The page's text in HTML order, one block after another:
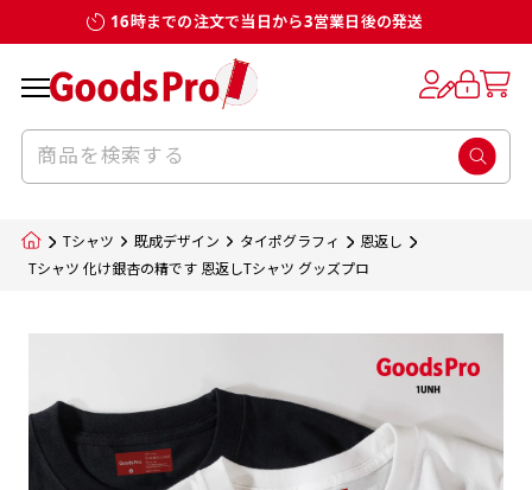
16時までの注文で当日から3営業日後の発送
Tシャツ 既成デザイン タイポグラフィ
恩返し
Tシャツ 化け銀杏の精です 恩返しTシャツ グッズプロ
個数 単価 金額
合計金額 ¥0 （税込）
お客様からのデータ入稿でのぼり旗を製作
する場合
入稿いただくデータは基本的にイラストレー
のデータとさせていただいております。
で解像度200dp以上必要です）当社の取り扱
いの規格サイズにつきましてはデザインテン
プレートの用意がありますので、ご購入後マ
イページの「購入履歴」よりダウンロードし
デザイン変更なしでのご注文となります。
ルで製品デザインをしたデザインそのものを
指します。当グッズプロで販売として取り扱っ
該当いたします。既製のデザインを応用して自
分だけののぼり旗をつくりたい！などのデザ
イン改造や既製デザインに自分たちの団体の
名前入れや会社のロゴなどを挿入するなどの
相談もお請けしております。
のぼり旗のデザインをする際に、考えると良
のぼり旗のデザインとしては基本的に左側と
上側にポールを通すミミ（業界用語でチチと
ただ、お客様の飾り付けたい場所の風向きを
もしかしたら左側と上についているよりも右
側と上についていた方が良いと思うかもしれ
ません。
サイズ一覧
既製品のサイズについては以下のサイズ表の通
お客様オリジナルサイズで製作をしたい場合
につきましてはお気軽にご相談ください。
みする都合や・最終的なカットをする際の都合
など）のでサイズの指定につきましてはｍｍ単
位は不可となります。最終的なサイズも多少の
ズレ5ｍｍ程度は起きる可能性があります。
サイズ一覧
既製品のサイズについては以下のサイズ表の通
お客様オリジナルサイズで製作をしたい場合
につきましてはお気軽にご相談ください。
みする都合や・最終的なカットをする際の都合
など）のでサイズの指定につきましてはｍｍ単
位は不可となります。最終的なサイズも多少の
ズレ5ｍｍ程度は起きる可能性があります。
一般的にはチチの位置はのぼり旗に対して上
ポールに通す際には上辺２か所に対してチチ
が左右どちらでものぼり旗自体をポールにく
生地のふちを大きく棒袋状に縫いこみポール
を通す筒をつくります。ポール自体を包み込
のぼり旗のチチについて
一般的にはチチの位置はのぼり旗に対して上
ポールに通す際には上辺２か所に対してチチ
が左右どちらでものぼり旗自体をポールにく
生地のふちを大きく棒袋状に縫いこみポール
を通す筒をつくります。ポール自体を包み込
補強縫製って何？
補強縫製とはヒートカッター（熱で焼き切る
をあげるために折り返し縫いをすることで風
の影響を受けやすい四辺の強度を増す加工で
各辺のおおむね3～5ｍｍ程度を折り返し、縫
い糸を走らせて補強します。加工をすることで
のぼり旗の１辺～４辺は折り返し加工されま
すのでその部分のホツレや裂けてしまうこと
を防止する効果があります。
生地の種類
ポンジ（一般）
一般的なのぼり旗の生地はポンジといわれる
スリット（切り込み）加工とは？
スリット（切り込み）を入れることで横幕が
疑似的にのれんのように見せるための加工手
法です。
1本（2分割）
［ +33円 ］